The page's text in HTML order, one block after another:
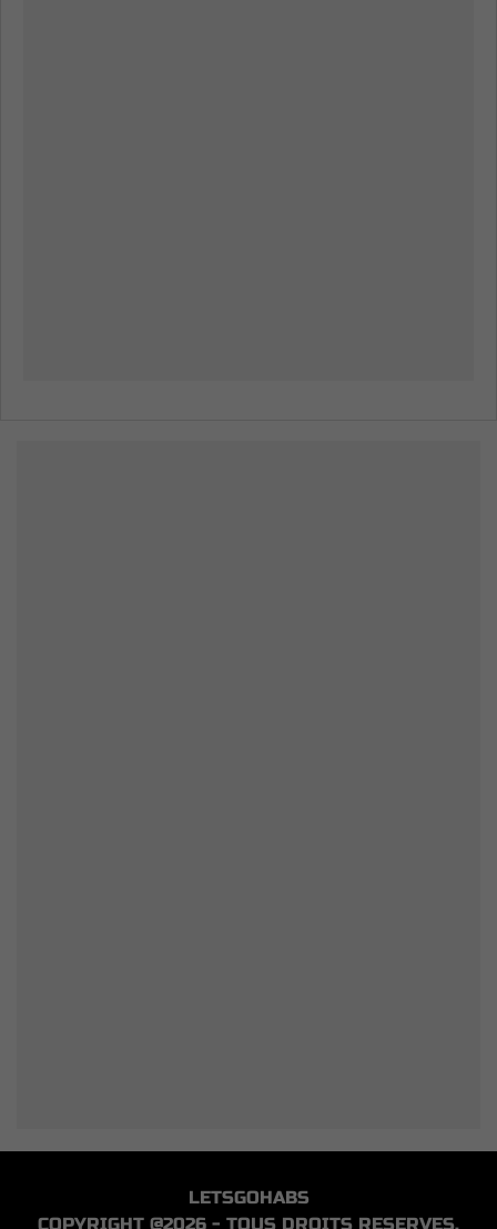
LETSGOHABS
COPYRIGHT @2026 - TOUS DROITS RESERVES.